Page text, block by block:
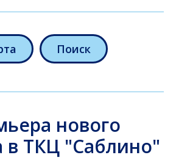
Поиск
нового
в ТКЦ "Саблино"